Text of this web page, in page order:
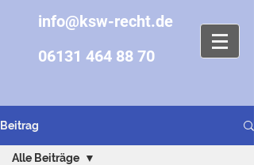
info@ksw-recht.de
06131 464 88 70
Beitrag
Alle Beiträge